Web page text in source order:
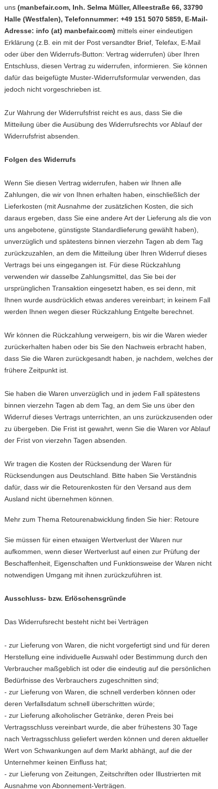
uns (manbefair.com, Inh. Selma Müller, Alleestraße 66, 33790
Halle (Westfalen), Telefonnummer: +49 151 5070 5859, E-Mail-
Adresse: info (at) manbefair.com) mittels einer eindeutigen
Erklärung (z.B. ein mit der Post versandter Brief, Telefax, E-Mail
oder über den Widerrufs-Button: Vertrag widerrufen) über Ihren
Entschluss, diesen Vertrag zu widerrufen, informieren. Sie können
dafür das beigefügte Muster-Widerrufsformular verwenden, das
jedoch nicht vorgeschrieben ist.
Zur Wahrung der Widerrufsfrist reicht es aus, dass Sie die
Mitteilung über die Ausübung des Widerrufsrechts vor Ablauf der
Widerrufsfrist absenden.
Folgen des Widerrufs
Wenn Sie diesen Vertrag widerrufen, haben wir Ihnen alle
Zahlungen, die wir von Ihnen erhalten haben, einschließlich der
Lieferkosten (mit Ausnahme der zusätzlichen Kosten, die sich
daraus ergeben, dass Sie eine andere Art der Lieferung als die von
uns angebotene, günstigste Standardlieferung gewählt haben),
unverzüglich und spätestens binnen vierzehn Tagen ab dem Tag
zurückzuzahlen, an dem die Mitteilung über Ihren Widerruf dieses
Vertrags bei uns eingegangen ist. Für diese Rückzahlung
verwenden wir dasselbe Zahlungsmittel, das Sie bei der
ursprünglichen Transaktion eingesetzt haben, es sei denn, mit
Ihnen wurde ausdrücklich etwas anderes vereinbart; in keinem Fall
werden Ihnen wegen dieser Rückzahlung Entgelte berechnet.
Wir können die Rückzahlung verweigern, bis wir die Waren wieder
zurückerhalten haben oder bis Sie den Nachweis erbracht haben,
dass Sie die Waren zurückgesandt haben, je nachdem, welches der
frühere Zeitpunkt ist.
Sie haben die Waren unverzüglich und in jedem Fall spätestens
binnen vierzehn Tagen ab dem Tag, an dem Sie uns über den
Widerruf dieses Vertrags unterrichten, an uns zurückzusenden oder
zu übergeben. Die Frist ist gewahrt, wenn Sie die Waren vor Ablauf
der Frist von vierzehn Tagen absenden.
Wir tragen die Kosten der Rücksendung der Waren für
Rücksendungen aus Deutschland. Bitte haben Sie Verständnis
dafür, dass wir die Retourenkosten für den Versand aus dem
Ausland nicht übernehmen können.
Mehr zum Thema Retourenabwicklung finden Sie hier: Retoure
Sie müssen für einen etwaigen Wertverlust der Waren nur
aufkommen, wenn dieser Wertverlust auf einen zur Prüfung der
Beschaffenheit, Eigenschaften und Funktionsweise der Waren nicht
notwendigen Umgang mit ihnen zurückzuführen ist.
Ausschluss- bzw. Erlöschensgründe
Das Widerrufsrecht besteht nicht bei Verträgen
- zur Lieferung von Waren, die nicht vorgefertigt sind und für deren
Herstellung eine individuelle Auswahl oder Bestimmung durch den
Verbraucher maßgeblich ist oder die eindeutig auf die persönlichen
Bedürfnisse des Verbrauchers zugeschnitten sind;
- zur Lieferung von Waren, die schnell verderben können oder
deren Verfallsdatum schnell überschritten würde;
- zur Lieferung alkoholischer Getränke, deren Preis bei
Vertragsschluss vereinbart wurde, die aber frühestens 30 Tage
nach Vertragsschluss geliefert werden können und deren aktueller
Wert von Schwankungen auf dem Markt abhängt, auf die der
Unternehmer keinen Einfluss hat;
- zur Lieferung von Zeitungen, Zeitschriften oder Illustrierten mit
Ausnahme von Abonnement-Verträgen.